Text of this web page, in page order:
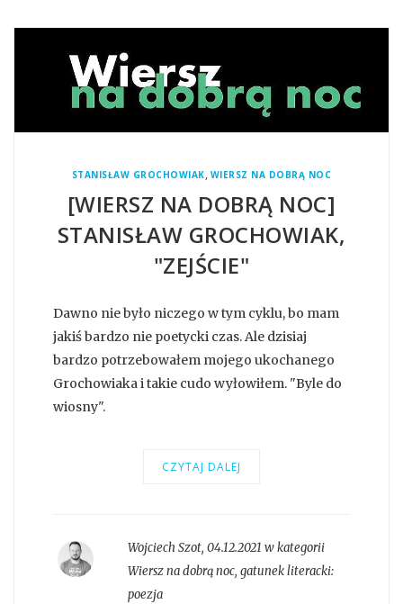
STANISŁAW GROCHOWIAK, WIERSZ NA DOBRĄ NOC
[WIERSZ NA DOBRĄ NOC]
STANISŁAW GROCHOWIAK,
"ZEJŚCIE"
Dawno nie było niczego w tym cyklu, bo mam
jakiś bardzo nie poetycki czas. Ale dzisiaj
bardzo potrzebowałem mojego ukochanego
Grochowiaka i takie cudo wyłowiłem. "Byle do
wiosny".
CZYTAJ DALEJ
Wojciech Szot, 04.12.2021 w kategorii
Wiersz na dobrą noc, gatunek literacki:
poezja